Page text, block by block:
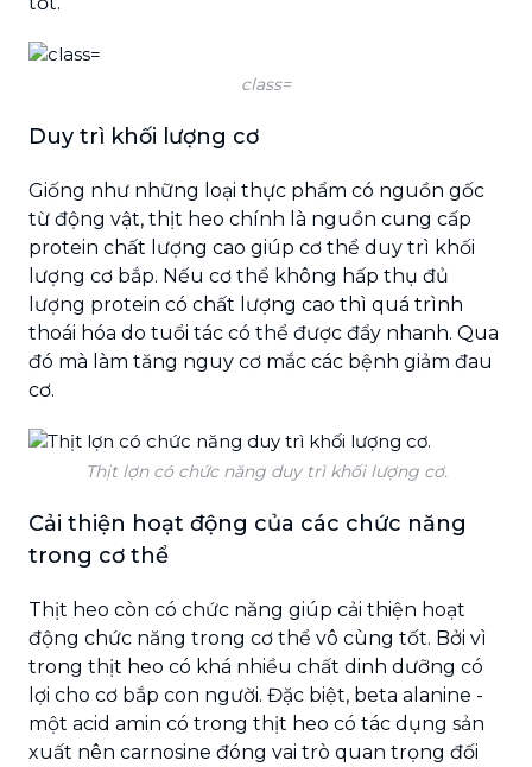
class=
Duy trì khối lượng cơ
Giống như những loại thực phẩm có nguồn gốc
từ động vật, thịt heo chính là nguồn cung cấp
protein chất lượng cao giúp cơ thể duy trì khối
lượng cơ bắp. Nếu cơ thể không hấp thụ đủ
lượng protein có chất lượng cao thì quá trình
thoái hóa do tuổi tác có thể được đẩy nhanh. Qua
đó mà làm tăng nguy cơ mắc các bệnh giảm đau
cơ.
Thịt lợn có chức năng duy trì khối lượng cơ.
Cải thiện hoạt động của các chức năng
trong cơ thể
Thịt heo còn có chức năng giúp cải thiện hoạt
động chức năng trong cơ thể vô cùng tốt. Bởi vì
trong thịt heo có khá nhiều chất dinh dưỡng có
lợi cho cơ bắp con người. Đặc biệt, beta alanine -
một acid amin có trong thịt heo có tác dụng sản
xuất nên carnosine đóng vai trò quan trọng đối